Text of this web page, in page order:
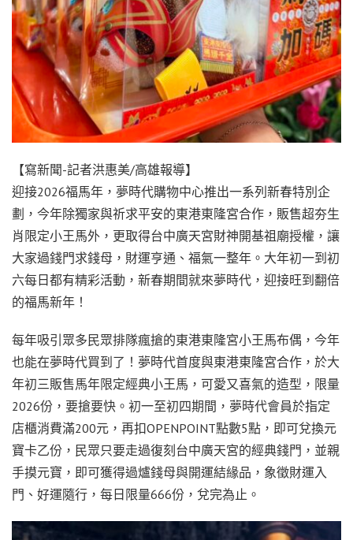
【寫新聞-記者洪惠美/高雄報導】
迎接2026福馬年，夢時代購物中心推出一系列新春特別企
劃，今年除獨家與祈求平安的東港東隆宮合作，販售超夯生
肖限定小王馬外，更取得台中廣天宮財神開基祖廟授權，讓
大家過錢門求錢母，財運亨通、福氣一整年。大年初一到初
六每日都有精彩活動，新春期間就來夢時代，迎接旺到翻倍
的福馬新年！
每年吸引眾多民眾排隊瘋搶的東港東隆宮小王馬布偶，今年
也能在夢時代買到了！夢時代首度與東港東隆宮合作，於大
年初三販售馬年限定經典小王馬，可愛又喜氣的造型，限量
2026份，要搶要快。初一至初四期間，夢時代會員於指定
店櫃消費滿200元，再扣OPENPOINT點數5點，即可兌換元
寶卡乙份，民眾只要走過復刻台中廣天宮的經典錢門，並親
手摸元寶，即可獲得過爐錢母與開運結緣品，象徵財運入
門、好運隨行，每日限量666份，兌完為止。